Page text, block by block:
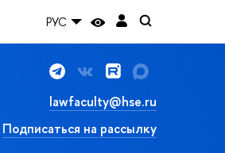
РУС
lawfaculty@hse.ru
Подписаться на рассылку